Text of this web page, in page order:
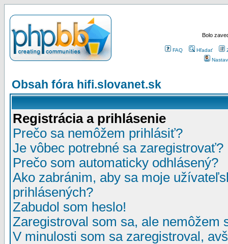
Bolo
FAQ Hľadať
Obsah fóra hifi.slovanet.sk
Registrácia a prihlásenie
Prečo sa nemôžem prihlásiť?
Je vôbec potrebné sa zaregistrovať?
Prečo som automaticky odhlásený?
Ako zabránim, aby sa moje
prihlásených?
Zabudol som heslo!
Zaregistroval som sa, ale nemôžem
V minulosti som sa zaregistroval,